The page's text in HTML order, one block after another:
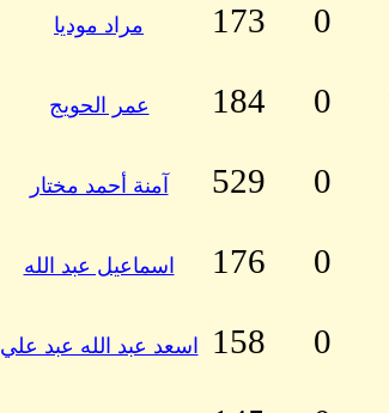
0
173 مراد موديا
0
184 عمر الحويج
0
529 آمنة أحمد مختار
0
176 اسماعيل عبد الله
0
158 اسعد عبد الله عبد علي